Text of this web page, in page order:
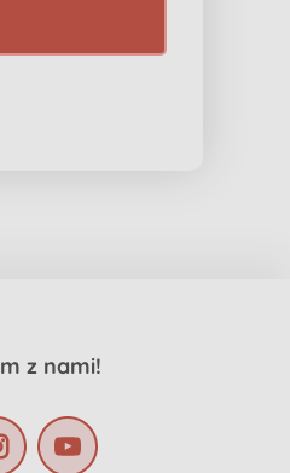
z nami!